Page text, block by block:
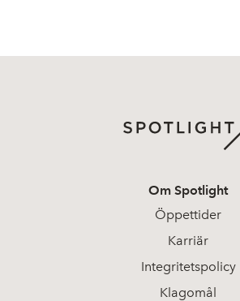
Om Spotlight
Öppettider
Karriär
Integritetspolicy
Klagomål